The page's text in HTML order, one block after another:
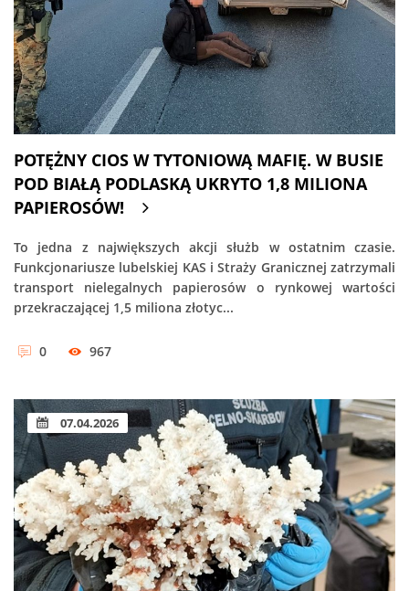
POTĘŻNY CIOS W TYTONIOWĄ MAFIĘ. W BUSIE
POD BIAŁĄ PODLASKĄ UKRYTO 1,8 MILIONA
PAPIEROSÓW!
To jedna z największych akcji służb w ostatnim czasie.
Funkcjonariusze lubelskiej KAS i Straży Granicznej zatrzymali
transport nielegalnych papierosów o rynkowej wartości
przekraczającej 1,5 miliona złotyc...
0 967
07.04.2026